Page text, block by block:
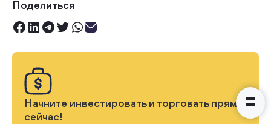
Поделиться
Начните инвестировать и торговать прямо
сейчас!